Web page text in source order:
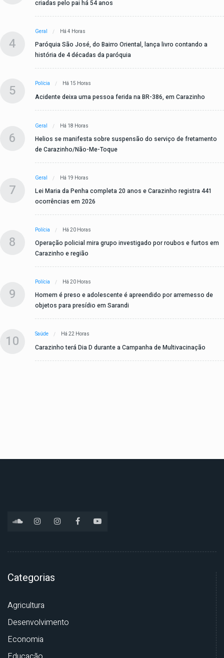
criadas pelo pai há 54 anos
4
Geral Há 4 Horas
Paróquia São José, do Bairro Oriental, lança livro contando a
história de 4 décadas da paróquia
5 Polícia Há 15 Horas
Acidente deixa uma pessoa ferida na BR-386, em Carazinho
6
Geral Há 18 Horas
Helios se manifesta sobre suspensão do serviço de fretamento
de Carazinho/Não-Me-Toque
7
Geral Há 19 Horas
Lei Maria da Penha completa 20 anos e Carazinho registra 441
ocorrências em 2026
8
Polícia Há 20 Horas
Operação policial mira grupo investigado por roubos e furtos em
Carazinho e região
9
Polícia Há 20 Horas
Homem é preso e adolescente é apreendido por arremesso de
objetos para presídio em Sarandi
10 Saúde Há 22 Horas
Carazinho terá Dia D durante a Campanha de Multivacinação
Categorias
Agricultura
Desenvolvimento
Economia